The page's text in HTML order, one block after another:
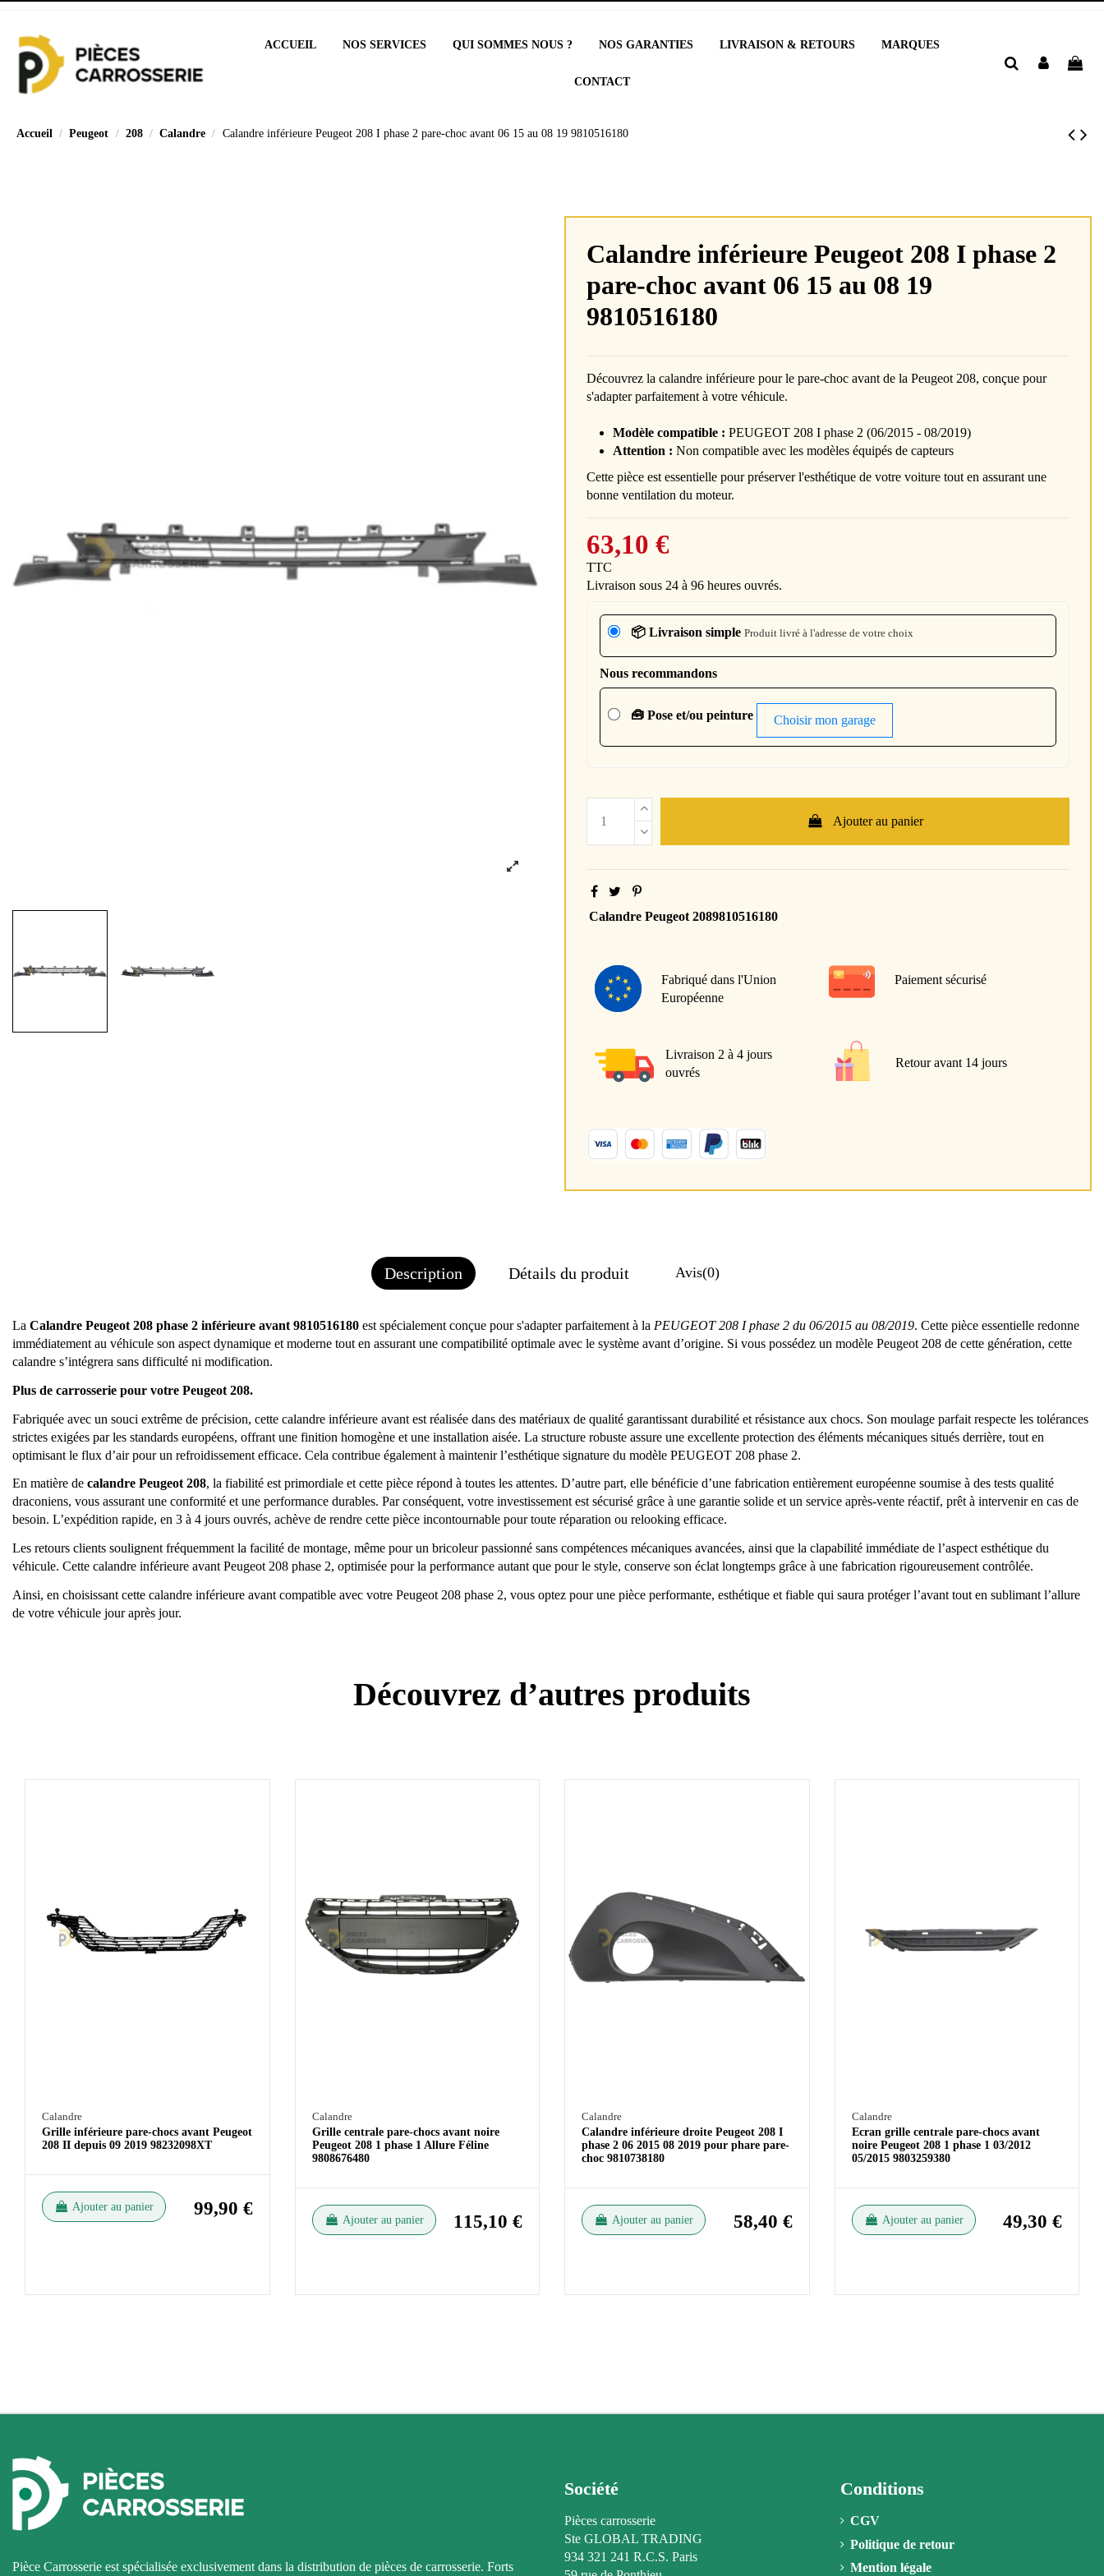
ACCUEIL NOS SERVICES QUI SOMMES NOUS ? NOS GARANTIES LIVRAISON & RETOURS MARQUES
CONTACT
Accueil Peugeot 208 Calandre Calandre inférieure Peugeot 208 I phase 2 pare-choc avant 06 15 au 08 19 9810516180
Calandre inférieure Peugeot 208 I phase 2
pare-choc avant 06 15 au 08 19
9810516180
Découvrez la calandre inférieure pour le pare-choc avant de la Peugeot 208, conçue pour
s'adapter parfaitement à votre véhicule.
Modèle compatible : PEUGEOT 208 I phase 2 (06/2015 - 08/2019)
Attention : Non compatible avec les modèles équipés de capteurs
Cette pièce est essentielle pour préserver l'esthétique de votre voiture tout en assurant une
bonne ventilation du moteur.
63,10 €
TTC
Livraison sous 24 à 96 heures ouvrés.
📦 Livraison simple Produit livré à l'adresse de votre choix
Nous recommandons
🧰 Pose et/ou peinture Choisir mon garage
Ajouter au panier
Calandre Peugeot 2089810516180
Fabriqué dans l'Union
Européenne
Paiement sécurisé
Livraison 2 à 4 jours
ouvrés
Retour avant 14 jours
Description Détails du produit Avis(0)
La Calandre Peugeot 208 phase 2 inférieure avant 9810516180 est spécialement conçue pour s'adapter parfaitement à la PEUGEOT 208 I phase 2 du 06/2015 au 08/2019. Cette pièce essentielle redonne
immédiatement au véhicule son aspect dynamique et moderne tout en assurant une compatibilité optimale avec le système avant d’origine. Si vous possédez un modèle Peugeot 208 de cette génération, cette
calandre s’intégrera sans difficulté ni modification.
Plus de carrosserie pour votre Peugeot 208.
Fabriquée avec un souci extrême de précision, cette calandre inférieure avant est réalisée dans des matériaux de qualité garantissant durabilité et résistance aux chocs. Son moulage parfait respecte les tolérances
strictes exigées par les standards européens, offrant une finition homogène et une installation aisée. La structure robuste assure une excellente protection des éléments mécaniques situés derrière, tout en
optimisant le flux d’air pour un refroidissement efficace. Cela contribue également à maintenir l’esthétique signature du modèle PEUGEOT 208 phase 2.
En matière de calandre Peugeot 208, la fiabilité est primordiale et cette pièce répond à toutes les attentes. D’autre part, elle bénéficie d’une fabrication entièrement européenne soumise à des tests qualité
draconiens, vous assurant une conformité et une performance durables. Par conséquent, votre investissement est sécurisé grâce à une garantie solide et un service après-vente réactif, prêt à intervenir en cas de
besoin. L’expédition rapide, en 3 à 4 jours ouvrés, achève de rendre cette pièce incontournable pour toute réparation ou relooking efficace.
Les retours clients soulignent fréquemment la facilité de montage, même pour un bricoleur passionné sans compétences mécaniques avancées, ainsi que la clapabilité immédiate de l’aspect esthétique du
véhicule. Cette calandre inférieure avant Peugeot 208 phase 2, optimisée pour la performance autant que pour le style, conserve son éclat longtemps grâce à une fabrication rigoureusement contrôlée.
Ainsi, en choisissant cette calandre inférieure avant compatible avec votre Peugeot 208 phase 2, vous optez pour une pièce performante, esthétique et fiable qui saura protéger l’avant tout en sublimant l’allure
de votre véhicule jour après jour.
Découvrez d’autres produits
Calandre
Grille inférieure pare-chocs avant Peugeot
208 II depuis 09 2019 98232098XT
Ajouter au panier 99,90 €
Calandre
Grille centrale pare-chocs avant noire
Peugeot 208 1 phase 1 Allure Féline
9808676480
Ajouter au panier 115,10 €
Calandre
Calandre inférieure droite Peugeot 208 I
phase 2 06 2015 08 2019 pour phare pare-
choc 9810738180
Ajouter au panier 58,40 €
Calandre
Ecran grille centrale pare-chocs avant
noire Peugeot 208 1 phase 1 03/2012
05/2015 9803259380
Ajouter au panier 49,30 €
Pièce Carrosserie est spécialisée exclusivement dans la distribution de pièces de carrosserie. Forts
Société
Pièces carrosserie
Ste GLOBAL TRADING
934 321 241 R.C.S. Paris
Conditions
CGV
Politique de retour
Mention légale